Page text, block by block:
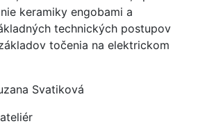
keramiky engobami a
technických postupov
točenia na elektrickom
Svatiková